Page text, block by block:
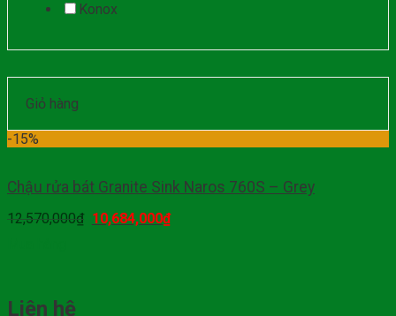
Konox
Giỏ hàng
-15%
Chậu rửa bát Granite Sink Naros 760S – Grey
12,570,000₫ 10,684,000₫
Liên hệ